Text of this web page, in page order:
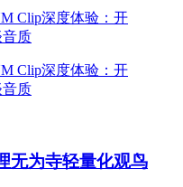
无为寺轻量化观鸟